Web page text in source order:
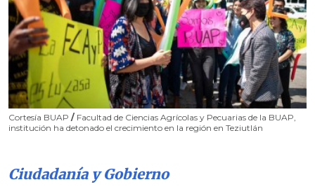
Cortesía BUAP / Facultad de Ciencias Agrícolas y Pecuarias de la BUAP,
institución ha detonado el crecimiento en la región en Teziutlán
Ciudadanía y Gobierno